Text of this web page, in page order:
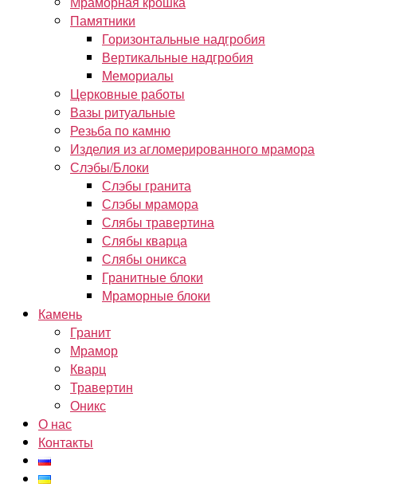
Памятники
Горизонтальные надгробия
Вертикальные надгробия
Мемориалы
Церковные работы
Вазы ритуальные
Резьба по камню
Изделия из агломерированного мрамора
Слэбы/Блоки
Слэбы гранита
Слэбы мрамора
Слябы травертина
Слябы кварца
Слябы оникса
Гранитные блоки
Мраморные блоки
Камень
Гранит
Мрамор
Кварц
Травертин
Оникс
О нас
Контакты